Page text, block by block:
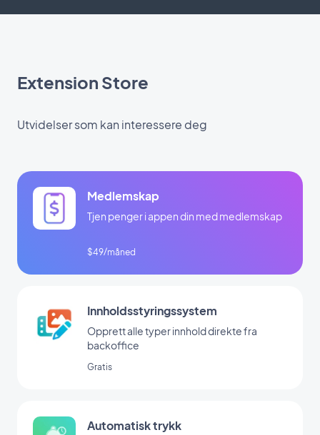
Extension Store
Utvidelser som kan interessere deg
Medlemskap
Tjen penger i appen din med medlemskap
$49/måned
Innholdsstyringssystem
Opprett alle typer innhold direkte fra
backoffice
Gratis
Automatisk trykk